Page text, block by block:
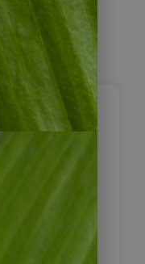
von